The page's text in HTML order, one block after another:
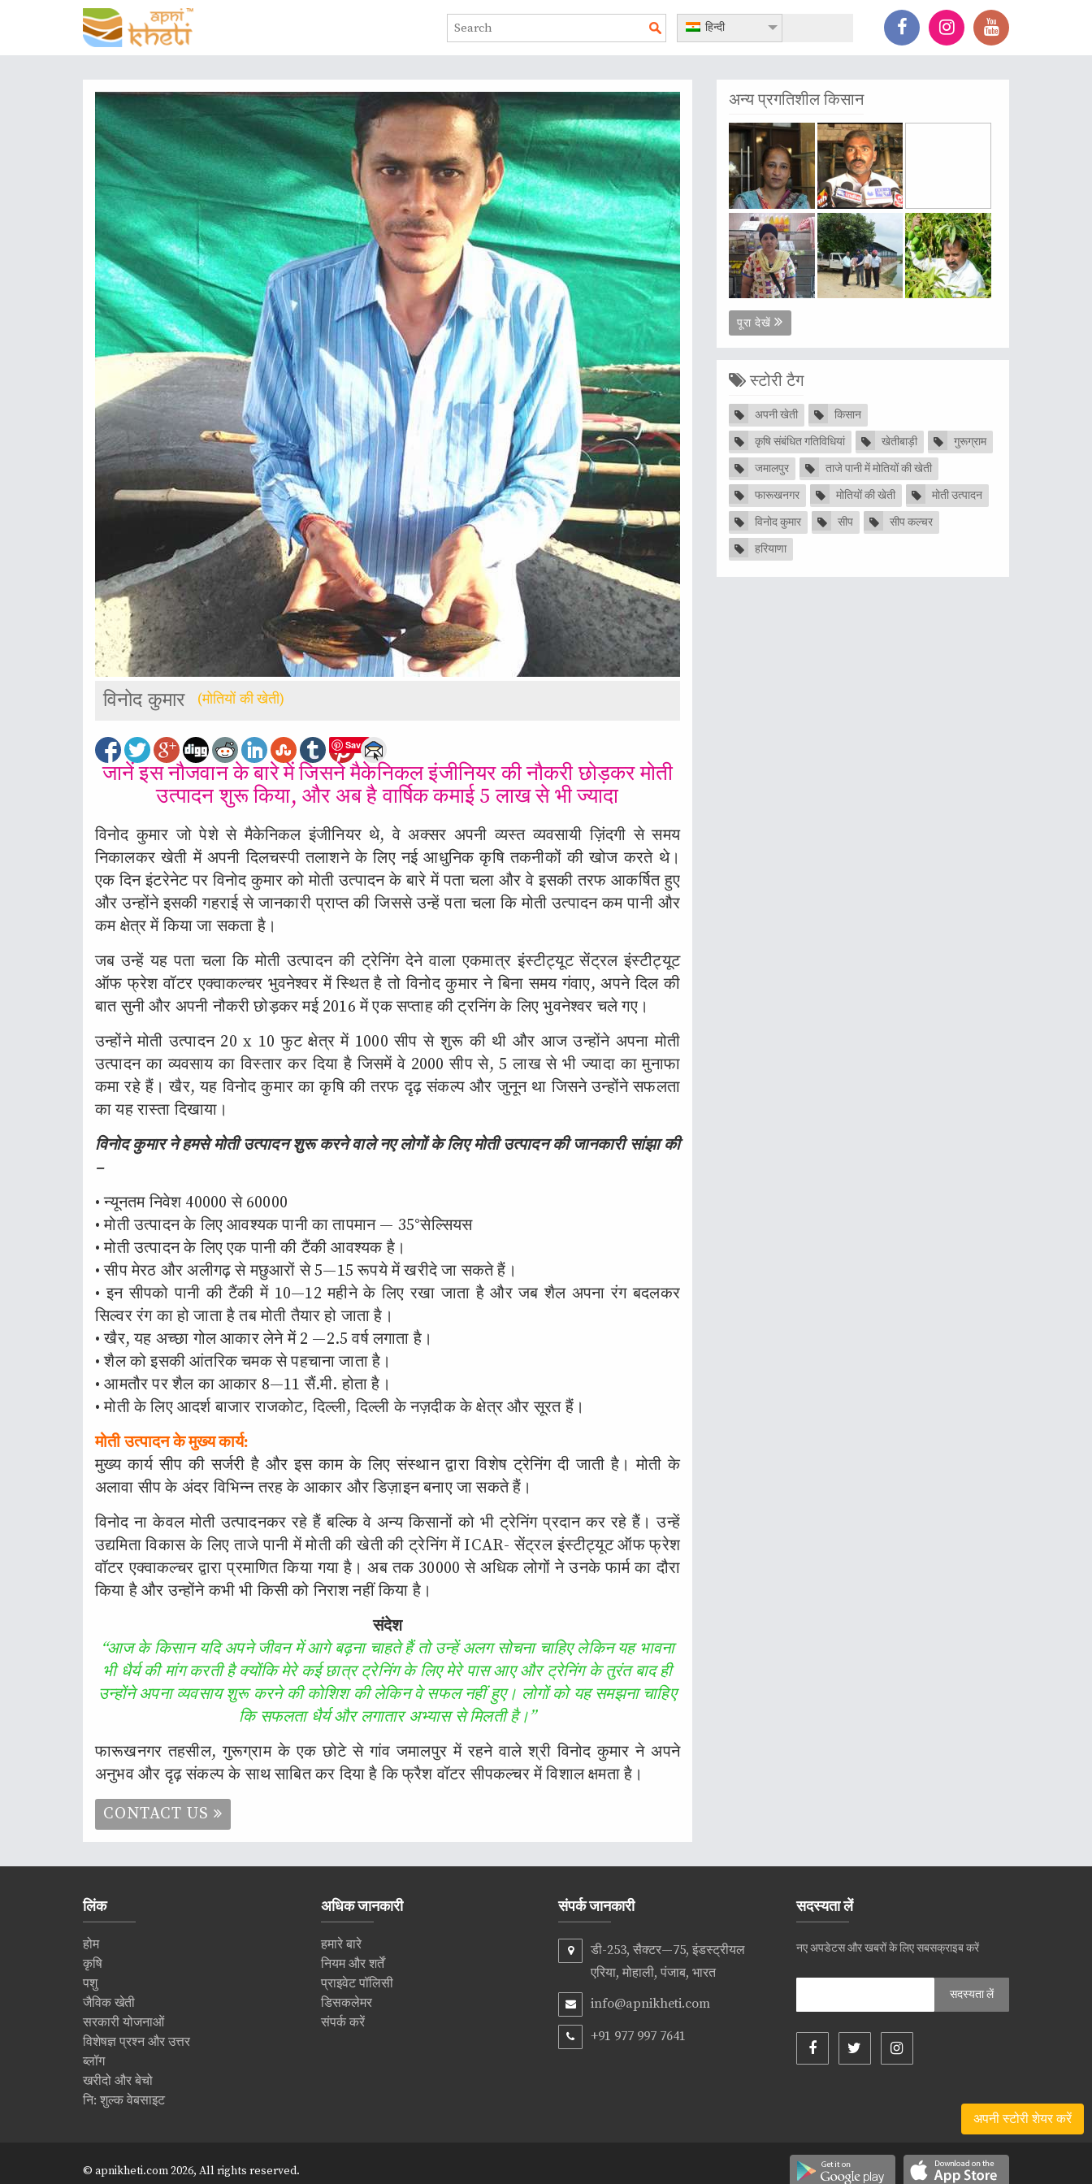
हिन्दी
विनोद कुमार (मोतियों की खेती)
Save
जानें इस नौजवान के बारे में जिसने मैकेनिकल इंजीनियर की नौकरी छोड़कर मोती
उत्पादन शुरू किया, और अब है वार्षिक कमाई 5 लाख से भी ज्यादा
विनोद कुमार जो पेशे से मैकेनिकल इंजीनियर थे, वे अक्सर अपनी व्यस्त व्यवसायी ज़िंदगी से समय
निकालकर खेती में अपनी दिलचस्पी तलाशने के लिए नई आधुनिक कृषि तकनीकों की खोज करते थे।
एक दिन इंटरेनेट पर विनोद कुमार को मोती उत्पादन के बारे में पता चला और वे इसकी तरफ आकर्षित हुए
और उन्होंने इसकी गहराई से जानकारी प्राप्त की जिससे उन्हें पता चला कि मोती उत्पादन कम पानी और
कम क्षेत्र में किया जा सकता है।
जब उन्हें यह पता चला कि मोती उत्पादन की ट्रेनिंग देने वाला एकमात्र इंस्टीट्यूट सेंट्रल इंस्टीट्यूट
ऑफ फ्रेश वॉटर एक्वाकल्चर भुवनेश्वर में स्थित है तो विनोद कुमार ने बिना समय गंवाए, अपने दिल की
बात सुनी और अपनी नौकरी छोड़कर मई 2016 में एक सप्ताह की ट्रनिंग के लिए भुवनेश्वर चले गए।
उन्होंने मोती उत्पादन 20 x 10 फुट क्षेत्र में 1000 सीप से शुरू की थी और आज उन्होंने अपना मोती
उत्पादन का व्यवसाय का विस्तार कर दिया है जिसमें वे 2000 सीप से, 5 लाख से भी ज्यादा का मुनाफा
कमा रहे हैं। खैर, यह विनोद कुमार का कृषि की तरफ दृढ़ संकल्प और जुनून था जिसने उन्होंने सफलता
का यह रास्ता दिखाया।
विनोद कुमार ने हमसे मोती उत्पादन शुरू करने वाले नए लोगों के लिए मोती उत्पादन की जानकारी सांझा की
–
• न्यूनतम निवेश 40000 से 60000
• मोती उत्पादन के लिए आवश्यक पानी का तापमान — 35°सेल्सियस
• मोती उत्पादन के लिए एक पानी की टैंकी आवश्यक है।
• सीप मेरठ और अलीगढ़ से मछुआरों से 5—15 रूपये में खरीदे जा सकते हैं।
• इन सीपको पानी की टैंकी में 10—12 महीने के लिए रखा जाता है और जब शैल अपना रंग बदलकर
सिल्वर रंग का हो जाता है तब मोती तैयार हो जाता है।
• खैर, यह अच्छा गोल आकार लेने में 2 —2.5 वर्ष लगाता है।
• शैल को इसकी आंतरिक चमक से पहचाना जाता है।
• आमतौर पर शैल का आकार 8—11 सैं.मी. होता है।
• मोती के लिए आदर्श बाजार राजकोट, दिल्ली, दिल्ली के नज़दीक के क्षेत्र और सूरत हैं।
मोती उत्पादन के मुख्य कार्य:
मुख्य कार्य सीप की सर्जरी है और इस काम के लिए संस्थान द्वारा विशेष ट्रेनिंग दी जाती है। मोती के
अलावा सीप के अंदर विभिन्न तरह के आकार और डिज़ाइन बनाए जा सकते हैं।
विनोद ना केवल मोती उत्पादनकर रहे हैं बल्कि वे अन्य किसानों को भी ट्रेनिंग प्रदान कर रहे हैं। उन्हें
उद्यमिता विकास के लिए ताजे पानी में मोती की खेती की ट्रेनिंग में ICAR- सेंट्रल इंस्टीट्यूट ऑफ फ्रेश
वॉटर एक्वाकल्चर द्वारा प्रमाणित किया गया है। अब तक 30000 से अधिक लोगों ने उनके फार्म का दौरा
किया है और उन्होंने कभी भी किसी को निराश नहीं किया है।
संदेश
“आज के किसान यदि अपने जीवन में आगे बढ़ना चाहते हैं तो उन्हें अलग सोचना चाहिए लेकिन यह भावना
भी धैर्य की मांग करती है क्योंकि मेरे कई छात्र ट्रेनिंग के लिए मेरे पास आए और ट्रेनिंग के तुरंत बाद ही
उन्होंने अपना व्यवसाय शुरू करने की कोशिश की लेकिन वे सफल नहीं हुए। लोगों को यह समझना चाहिए
कि सफलता धैर्य और लगातार अभ्यास से मिलती है।”
फारूखनगर तहसील, गुरूग्राम के एक छोटे से गांव जमालपुर में रहने वाले श्री विनोद कुमार ने अपने
अनुभव और दृढ़ संकल्प के साथ साबित कर दिया है कि फ्रैश वॉटर सीपकल्चर में विशाल क्षमता है।
CONTACT US
अन्य प्रगतिशील किसान
पूरा देखें
स्टोरी टैग
अपनी खेती
किसान
कृषि संबंधित गतिविधियां
खेतीबाड़ी
गुरूग्राम
जमालपुर
ताजे पानी में मोतियों की खेती
फारूखनगर
मोतियों की खेती
मोती उत्पादन
विनोद कुमार
सीप
सीप कल्चर
हरियाणा
लिंक
होम
कृषि
पशु
जैविक खेती
सरकारी योजनाओं
विशेषज्ञ प्रश्न और उत्तर
ब्लॉग
खरीदो और बेचो
नि: शुल्क वेबसाइट
अधिक जानकारी
हमारे बारे
नियम और शर्तें
प्राइवेट पॉलिसी
डिसकलेमर
संपर्क करें
संपर्क जानकारी
डी-253, सैक्टर—75, इंडस्ट्रीयल
एरिया, मोहाली, पंजाब, भारत
info@apnikheti.com
+91 977 997 7641
सदस्यता लें
नए अपडेटस और खबरों के लिए सबसक्राइब करें
© apnikheti.com 2026, All rights reserved.
अपनी स्टोरी शेयर करें